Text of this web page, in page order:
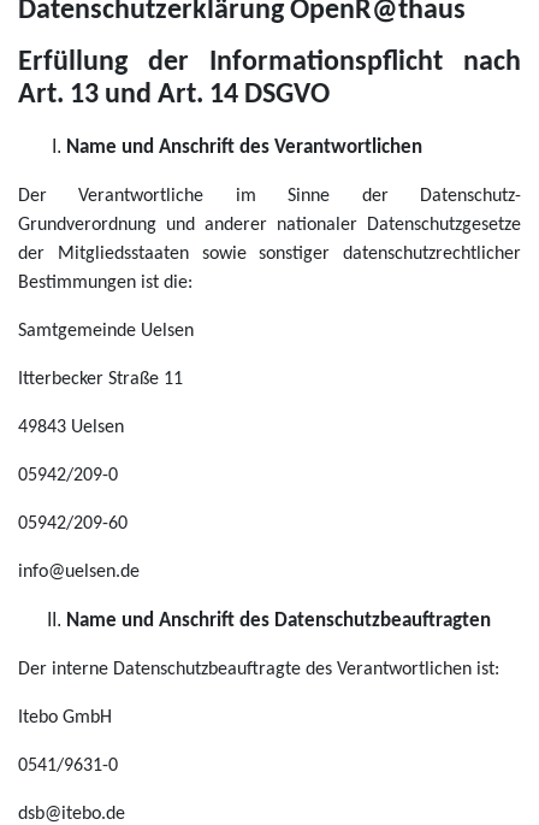
Datenschutzerklärung OpenR@thaus
Erfüllung der Informationspflicht nach
Art. 13 und Art. 14 DSGVO
Name und Anschrift des Verantwortlichen
Der Verantwortliche im Sinne der Datenschutz-
Grundverordnung und anderer nationaler Datenschutzgesetze
der Mitgliedsstaaten sowie sonstiger datenschutzrechtlicher
Bestimmungen ist die:
Samtgemeinde Uelsen
Itterbecker Straße 11
49843 Uelsen
05942/209-0
05942/209-60
info@uelsen.de
Name und Anschrift des Datenschutzbeauftragten
Der interne Datenschutzbeauftragte des Verantwortlichen ist:
Itebo GmbH
0541/9631-0
dsb@itebo.de